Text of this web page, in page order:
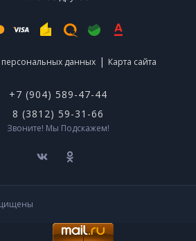
персональных данных | Карта сайта
+7 (904) 589-47-44
8 (3812) 59-31-66
Звоните! Мы Подскажем!